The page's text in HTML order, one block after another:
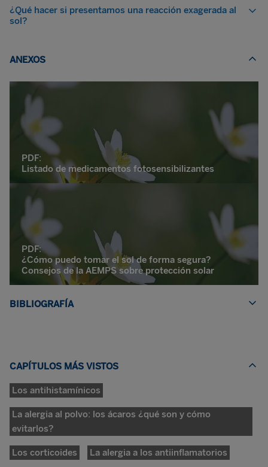
¿Qué hacer si presentamos una reacción exagerada al
sol?
ANEXOS
PDF:
Listado de medicamentos fotosensibilizantes
PDF:
¿Cómo puedo tomar el sol de forma segura?
Consejos de la AEMPS sobre protección solar
BIBLIOGRAFÍA
CAPÍTULOS MÁS VISTOS
Los antihistamínicos
La alergia al polvo: los ácaros ¿qué son y cómo
evitarlos?
Los corticoides La alergia a los antiinflamatorios